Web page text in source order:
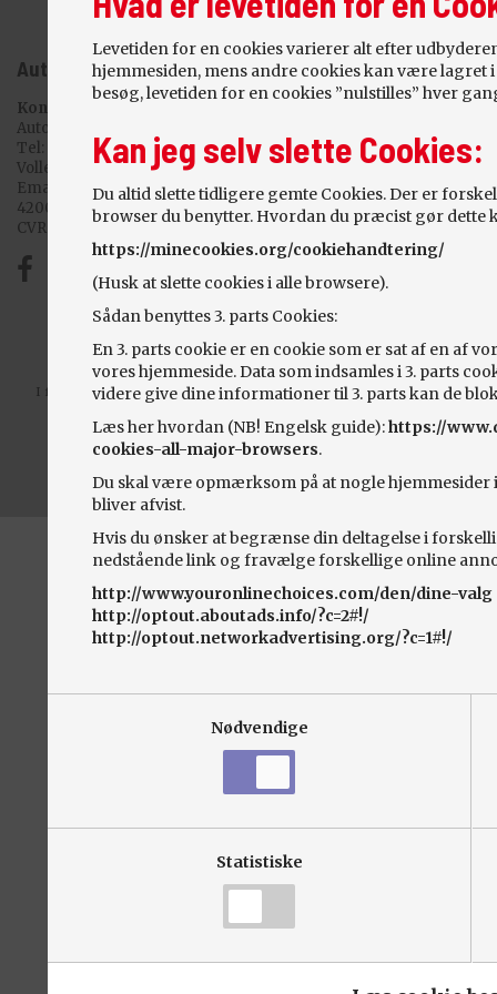
Autogården Sørby
Kontakt
Autogården Sørby
Tel:
(+45) 51 22 88 86
Vollerupvej 1
Email:
vaerksted@autogaardensorby.dk
4200 Slagelse
CVR: 28628544
I forbindelse med klager eller tvist, henvises til ankenævnet for biler,
Privatlivspolitik
Levetiden for en cookies varierer alt efter
hjemmesiden, mens andre cookies kan være
besøg, levetiden for en cookies ”nulstilles” hver
Kan jeg selv slette Cookies:
Du altid slette tidligere gemte Cookies. Der er
browser du benytter. Hvordan du præcist gør dette
https://minecookies.org/cookiehandtering/
(Husk at slette cookies i alle browsere).
Sådan benyttes 3. parts Cookies:
En 3. parts cookie er en cookie som er sat af en af
vores hjemmeside. Data som indsamles i 3. parts
videre give dine informationer til 3. parts kan de
Læs her hvordan (NB! Engelsk guide):https://
cookies-all-major-browsers.
Du skal være opmærksom på at nogle
bliver afvist.
Hvis du ønsker at begrænse din deltagelse i
nedstående link og fravælge forskellige online
http://www.youronlinechoices.com/den/dine-valg
http://optout.aboutads.info/?c=2#!/
http://optout.networkadvertising.org/?c=1#!/
Nødvendige
Statistiske